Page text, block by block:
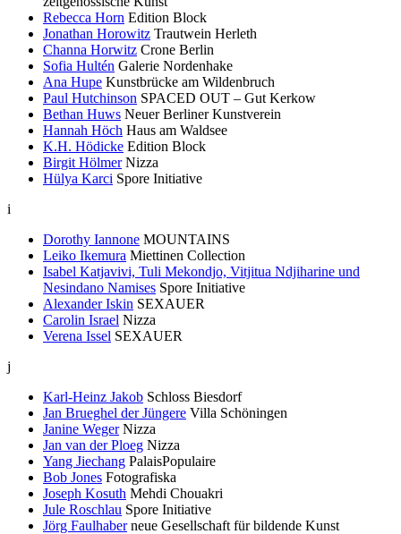
Rebecca Horn Edition Block
Jonathan Horowitz Trautwein Herleth
Channa Horwitz Crone Berlin
Sofia Hultén Galerie Nordenhake
Ana Hupe Kunstbrücke am Wildenbruch
Paul Hutchinson SPACED OUT – Gut Kerkow
Bethan Huws Neuer Berliner Kunstverein
Hannah Höch Haus am Waldsee
K.H. Hödicke Edition Block
Birgit Hölmer Nizza
Hülya Karci Spore Initiative
i
Dorothy Iannone MOUNTAINS
Leiko Ikemura Miettinen Collection
Isabel Katjavivi, Tuli Mekondjo, Vitjitua Ndjiharine und
Nesindano Namises Spore Initiative
Alexander Iskin SEXAUER
Carolin Israel Nizza
Verena Issel SEXAUER
j
Karl-Heinz Jakob Schloss Biesdorf
Jan Brueghel der Jüngere Villa Schöningen
Janine Weger Nizza
Jan van der Ploeg Nizza
Yang Jiechang PalaisPopulaire
Bob Jones Fotografiska
Joseph Kosuth Mehdi Chouakri
Jule Roschlau Spore Initiative
Jörg Faulhaber neue Gesellschaft für bildende Kunst